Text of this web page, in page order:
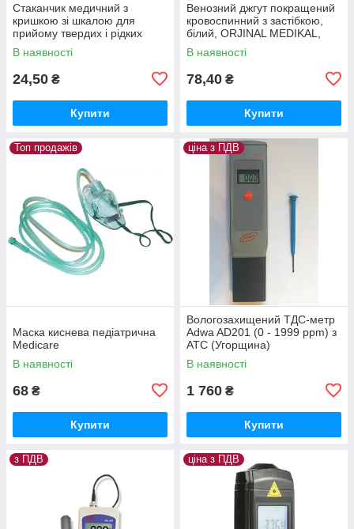
Стаканчик медичний з
кришкою зі шкалою для
прийому твердих і рідких
ліків, Туреччина
В наявності
24,50 ₴
Купити
Венозний джгут покращений
кровоспинний з застібкою,
білий, ORJINAL MEDIKAL,
Туреччина
В наявності
78,40 ₴
Купити
Топ продажів
Маска киснева педіатрична
Medicare
В наявності
68 ₴
Купити
ціна з ПДВ
Вологозахищений ТДС-метр
Adwa AD201 (0 - 1999 ppm) з
АТС (Угорщина)
В наявності
1 760 ₴
Купити
з ПДВ ціна з ПДВ